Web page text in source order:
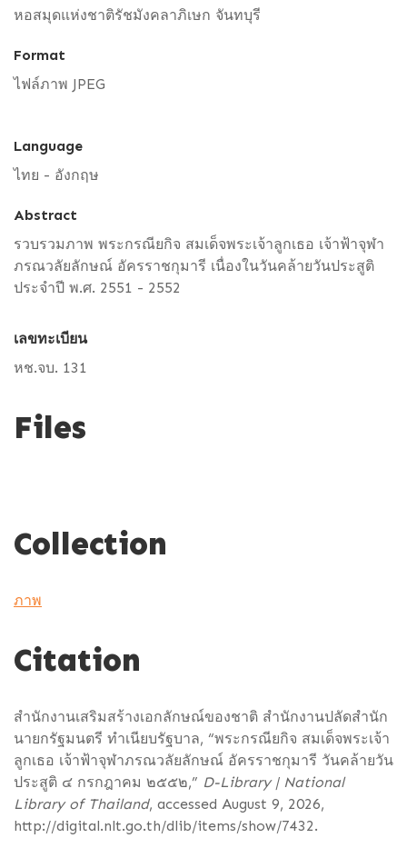
หอสมุดแห่งชาติรัชมังคลาภิเษก จันทบุรี
Format
ไฟล์ภาพ JPEG
Language
ไทย - อังกฤษ
Abstract
รวบรวมภาพ พระกรณียกิจ สมเด็จพระเจ้าลูกเธอ เจ้าฟ้าจุฬา
ภรณวลัยลักษณ์ อัครราชกุมารี เนื่องในวันคล้ายวันประสูติ
ประจำปี พ.ศ. 2551 - 2552
เลขทะเบียน
หช.จบ. 131
Files
Collection
ภาพ
Citation
สำนักงานเสริมสร้างเอกลักษณ์ของชาติ สำนักงานปลัดสำนัก
นายกรัฐมนตรี ทำเนียบรัฐบาล, “พระกรณียกิจ สมเด็จพระเจ้า
ลูกเธอ เจ้าฟ้าจุฬาภรณวลัยลักษณ์ อัครราชกุมารี วันคล้ายวัน
ประสูติ ๔ กรกฎาคม ๒๕๕๒,” D-Library | National
Library of Thailand, accessed August 9, 2026,
http://digital.nlt.go.th/dlib/items/show/7432.